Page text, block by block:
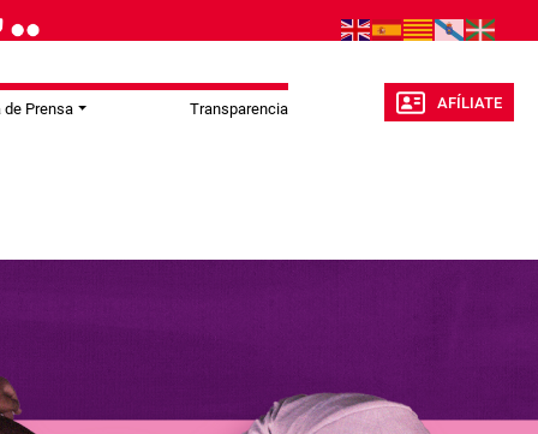
de Prensa Transparencia AFÍLIATE